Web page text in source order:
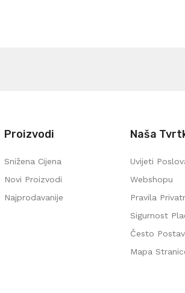
Proizvodi
Snižena Cijena
Novi Proizvodi
Najprodavanije
Naša
Uvijeti
Webshopu
Pravila
Sigurnost
Često
Mapa